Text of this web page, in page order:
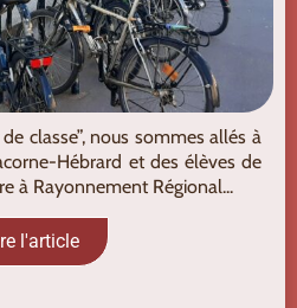
classe”, nous sommes allés à
Hébrard et des élèves de
à Rayonnement Régional...
l'article